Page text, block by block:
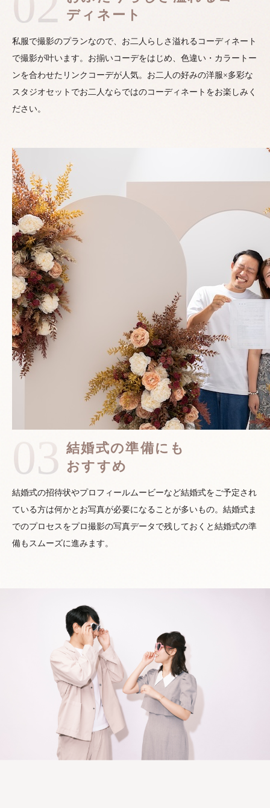
ディネート
私服で撮影のプランなので、お二人らしさ溢れるコーディネート
で撮影が叶います。お揃いコーデをはじめ、色違い・カラートー
ンを合わせたリンクコーデが人気。お二人の好みの洋服×多彩な
スタジオセットでお二人ならではのコーディネートをお楽しみく
ださい。
03 結婚式の準備にも
おすすめ
結婚式の招待状やプロフィールムービーなど結婚式をご予定され
ている方は何かとお写真が必要になることが多いもの。結婚式ま
でのプロセスをプロ撮影の写真データで残しておくと結婚式の準
備もスムーズに進みます。